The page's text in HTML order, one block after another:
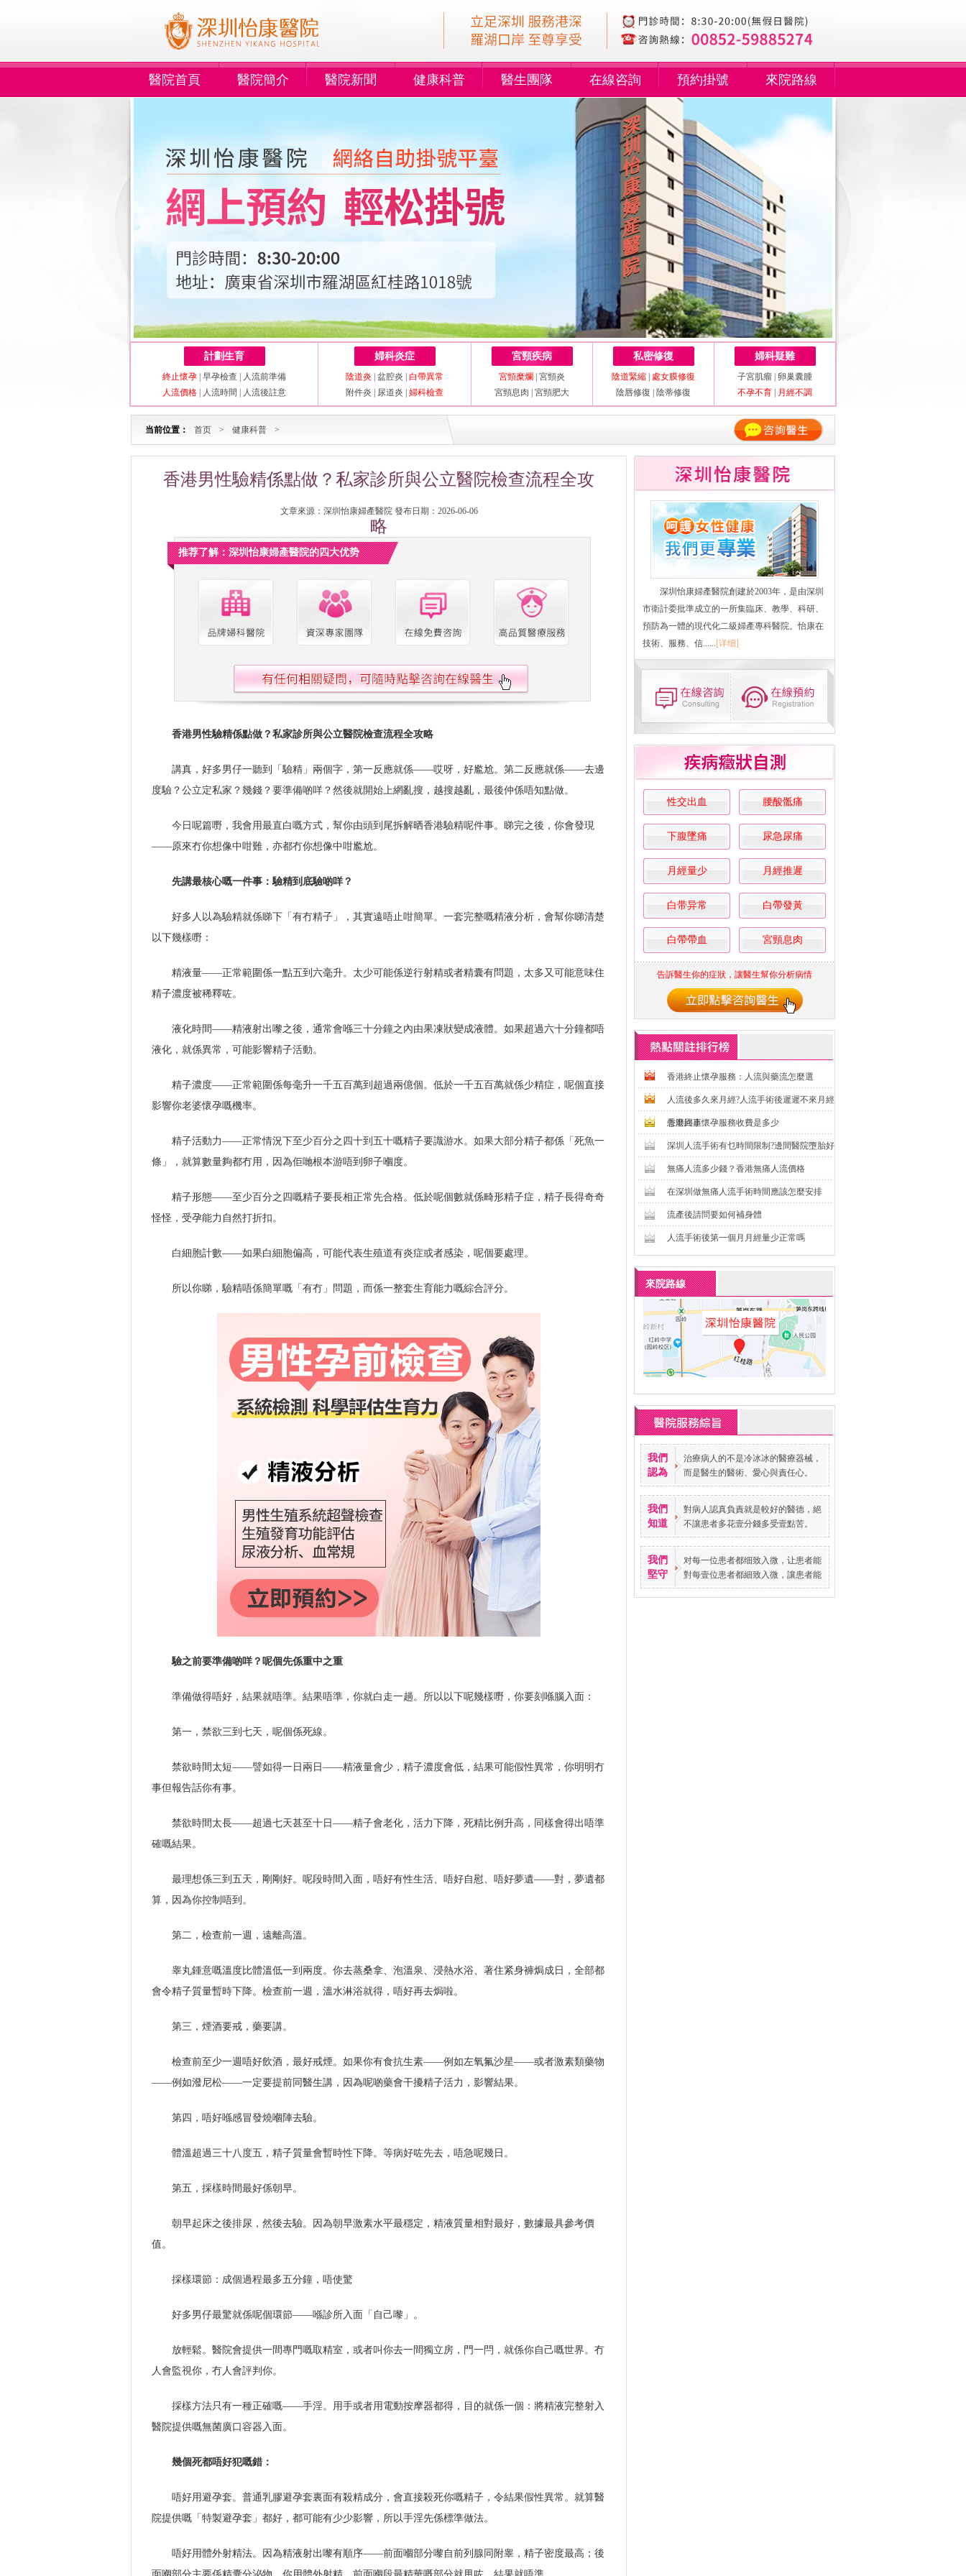
醫院首頁 醫院簡介 醫院新聞 健康科普 醫生團隊 在線咨詢 預約掛號 來院路線
計劃生育
終止懷孕 早孕檢查
人流前準備
人流價格
人流時間 人流後註意
婦科炎症
陰道炎 盆腔炎
白帶異常
附件炎
尿道炎 婦科檢查
宮頸疾病
宮頸糜爛
宮頸炎
宮頸息肉
宮頸肥大
私密修復
陰道緊縮
處女膜修復
陰唇修復
陰蒂修復
婦科疑難
子宮肌瘤
卵巢囊腫
不孕不育
月經不調
当前位置： 首页 > 健康科普 >
香港男性驗精係點做？私家診所與公立醫院檢查流程全攻
略
文章來源：深圳怡康婦產醫院 發布日期：2026-06-06
推荐了解：深圳怡康婦產醫院的四大优势
香港男性驗精係點做？私家診所與公立醫院檢查流程全攻略
講真，好多男仔一聽到「驗精」兩個字，第一反應就係——哎呀，好尷尬。第二反應就係——去邊
度驗？公立定私家？幾錢？要準備啲咩？然後就開始上網亂搜，越搜越亂，最後仲係唔知點做。
今日呢篇嘢，我會用最直白嘅方式，幫你由頭到尾拆解晒香港驗精呢件事。睇完之後，你會發現
——原來冇你想像中咁難，亦都冇你想像中咁尷尬。
先講最核心嘅一件事：驗精到底驗啲咩？
好多人以為驗精就係睇下「有冇精子」，其實遠唔止咁簡單。一套完整嘅精液分析，會幫你睇清楚
以下幾樣嘢：
精液量——正常範圍係一點五到六毫升。太少可能係逆行射精或者精囊有問題，太多又可能意味住
精子濃度被稀釋咗。
液化時間——精液射出嚟之後，通常會喺三十分鐘之內由果凍狀變成液體。如果超過六十分鐘都唔
液化，就係異常，可能影響精子活動。
精子濃度——正常範圍係每毫升一千五百萬到超過兩億個。低於一千五百萬就係少精症，呢個直接
影響你老婆懷孕嘅機率。
精子活動力——正常情況下至少百分之四十到五十嘅精子要識游水。如果大部分精子都係「死魚一
條」，就算數量夠都冇用，因為佢哋根本游唔到卵子嗰度。
精子形態——至少百分之四嘅精子要長相正常先合格。低於呢個數就係畸形精子症，精子長得奇奇
怪怪，受孕能力自然打折扣。
白細胞計數——如果白細胞偏高，可能代表生殖道有炎症或者感染，呢個要處理。
所以你睇，驗精唔係簡單嘅「有冇」問題，而係一整套生育能力嘅綜合評分。
驗之前要準備啲咩？呢個先係重中之重
準備做得唔好，結果就唔準。結果唔準，你就白走一趟。所以以下呢幾樣嘢，你要刻喺腦入面：
第一，禁欲三到七天，呢個係死線。
禁欲時間太短——譬如得一日兩日——精液量會少，精子濃度會低，結果可能假性異常，你明明冇
事但報告話你有事。
禁欲時間太長——超過七天甚至十日——精子會老化，活力下降，死精比例升高，同樣會得出唔準
確嘅結果。
最理想係三到五天，剛剛好。呢段時間入面，唔好有性生活、唔好自慰、唔好夢遺——對，夢遺都
算，因為你控制唔到。
第二，檢查前一週，遠離高溫。
睾丸鍾意嘅溫度比體溫低一到兩度。你去蒸桑拿、泡溫泉、浸熱水浴、著住紧身褲焗成日，全部都
會令精子質量暫時下降。檢查前一週，溫水淋浴就得，唔好再去焗啦。
第三，煙酒要戒，藥要講。
檢查前至少一週唔好飲酒，最好戒煙。如果你有食抗生素——例如左氧氟沙星——或者激素類藥物
——例如潑尼松——一定要提前同醫生講，因為呢啲藥會干擾精子活力，影響結果。
第四，唔好喺感冒發燒嗰陣去驗。
體溫超過三十八度五，精子質量會暫時性下降。等病好咗先去，唔急呢幾日。
第五，採樣時間最好係朝早。
朝早起床之後排尿，然後去驗。因為朝早激素水平最穩定，精液質量相對最好，數據最具參考價
值。
採樣環節：成個過程最多五分鐘，唔使驚
好多男仔最驚就係呢個環節——喺診所入面「自己嚟」。
放輕鬆。醫院會提供一間專門嘅取精室，或者叫你去一間獨立房，門一閂，就係你自己嘅世界。冇
人會監視你，冇人會評判你。
採樣方法只有一種正確嘅——手淫。用手或者用電動按摩器都得，目的就係一個：將精液完整射入
醫院提供嘅無菌廣口容器入面。
幾個死都唔好犯嘅錯：
唔好用避孕套。普通乳膠避孕套裏面有殺精成分，會直接殺死你嘅精子，令結果假性異常。就算醫
院提供嘅「特製避孕套」都好，都可能有少少影響，所以手淫先係標準做法。
唔好用體外射精法。因為精液射出嚟有順序——前面嗰部分嚟自前列腺同附睾，精子密度最高；後
深圳怡康婦產醫院創建於2003年，是由深圳
市衛計委批準成立的一所集臨床、教學、科研、
預防為一體的現代化二級婦產專科醫院。怡康在
技術、服務、信...... [详细]
性交出血 腰酸骶痛
下腹墜痛 尿急尿痛
月經量少 月經推遲
白带异常 白帶發黃
白帶帶血 宮頸息肉
告訴醫生你的症狀，讓醫生幫你分析病情
香港終止懷孕服務：人流與藥流怎麼選
人流後多久來月經?人流手術後遲遲不來月經
怎麼回事
香港終止懷孕服務收費是多少
深圳人流手術有乜時間限制?邊間醫院墮胎好
無痛人流多少錢？香港無痛人流價格
在深圳做無痛人流手術時間應該怎麼安排
流產後請問要如何補身體
人流手術後第一個月月經量少正常嗎
來院路線
我們
認為
治療病人的不是冷冰冰的醫療器械，
而是醫生的醫術、愛心與責任心。
我們
知道
對病人認真負責就是較好的醫德，絕
不讓患者多花壹分錢多受壹點苦。
我們
堅守
对每一位患者都细致入微，让患者能
對每壹位患者都細致入微，讓患者能